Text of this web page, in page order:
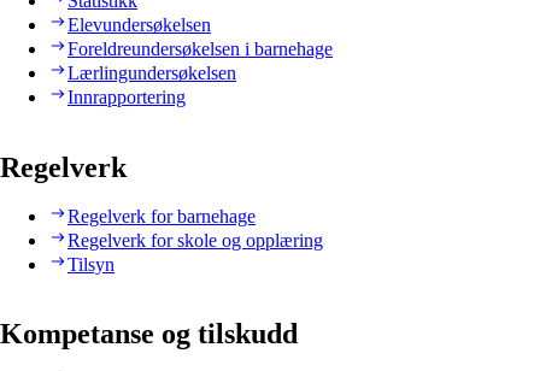
Elevundersøkelsen
Foreldreundersøkelsen i barnehage
Lærlingundersøkelsen
Innrapportering
Regelverk
Regelverk for barnehage
Regelverk for skole og opplæring
Tilsyn
Kompetanse og tilskudd